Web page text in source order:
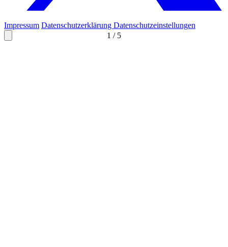
1 / 5
Impressum Datenschutzerklärung Datenschutzeinstellungen